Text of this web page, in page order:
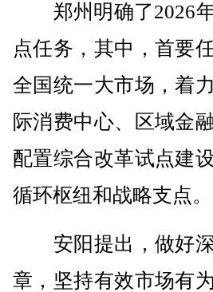
郑州明确了2026年
点任务，其中，首要
全国统一大市场，着
际消费中心、区域金
配置综合改革试点建
循环枢纽和战略支点。
安阳提出，做好深
章，坚持有效市场有